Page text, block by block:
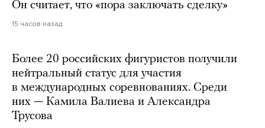
Он считает, что «пора заключать сделку»
15 часов назад
Более 20 российских фигуристов получили
нейтральный статус для участия
в международных соревнованиях. Среди
них — Камила Валиева и Александра
Трусова